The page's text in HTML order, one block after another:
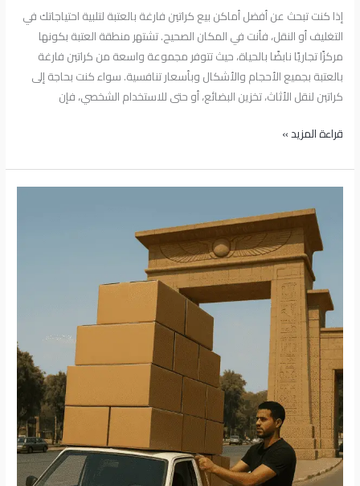
إذا كنت تبحث عن أفضل أماكن بيع كراتين فارغة بالعتبة لتلبية احتياجاتك في
التغليف أو النقل، فأنت في المكان الصحيح. تشتهر منطقة العتبة بكونها
مركزًا تجاريًا نابضًا بالحياة، حيث تتوفر مجموعة واسعة من كراتين فارغة
بالعتبة بجميع الأحجام والأشكال وبأسعار تنافسية. سواء كنت بحاجة إلى
كراتين لنقل الأثاث، تخزين البضائع، أو حتى للاستخدام الشخصي، فإن
قراءة المزيد »
فارغة
بحدائق
الأهرام
لحماية
أثاثك
وتوصيل
فوري
لكل
البوابات